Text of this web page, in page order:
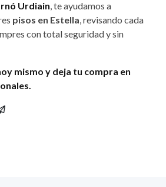
Urdiain, te ayudamos a
pisos en Estella, revisando cada
con total seguridad y sin
mismo y deja tu compra en